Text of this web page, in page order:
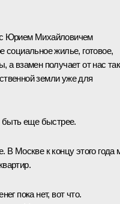
Юрием Михайловичем
социальное жилье, готовое,
а взамен получает от нас так
земли уже для
быть еще быстрее.
Москве к концу этого года
пока нет, вот что.